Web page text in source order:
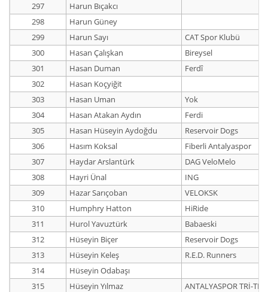
297
Harun Bıçakcı
298
Harun Güney
299
Harun Sayı
CAT Spor Klubü
300
Hasan Çalışkan
Bireysel
301
Hasan Duman
Ferdî
302
Hasan Koçyiğit
303
Hasan Uman
Yok
304
Hasan Atakan Aydın
Ferdi
305
Hasan Hüseyin Aydoğdu
Reservoir Dogs
306
Hasım Koksal
Fiberli Antalyaspor
307
Haydar Arslantürk
DAG VeloMelo
308
Hayri Ünal
ING
309
Hazar Sarıçoban
VELOKSK
310
Humphry Hatton
HiRide
311
Hurol Yavuztürk
Babaeski
312
Hüseyin Biçer
Reservoir Dogs
313
Hüseyin Keleş
R.E.D. Runners
314
Hüseyin Odabaşı
315
Hüseyin Yılmaz ANTALYASPOR TRİ-